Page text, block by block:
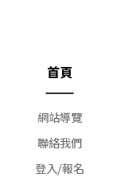
首頁
網站導覽
聯絡我們
登入/報名